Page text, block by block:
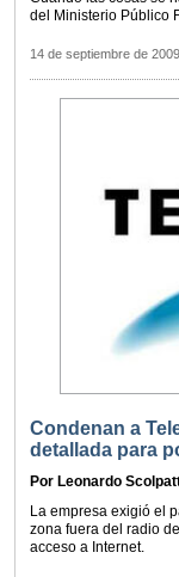
del Ministerio Público
14 de septiembre de 2009
Condenan a
detallada para
Por Leonardo
La empresa exigió el
zona fuera del radio
acceso a Internet.